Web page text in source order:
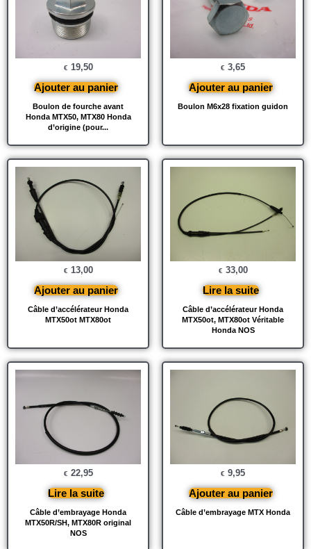
Boulon de fourche avant
Honda MTX50, MTX80 Honda
d’origine (pour...
€ 19,50
Ajouter au panier
Boulon M6x28 fixation guidon
€ 3,65
Ajouter au panier
Câble d’accélérateur Honda
MTX50ot MTX80ot
€ 13,00
Ajouter au panier
Câble d’accélérateur Honda
MTX50ot, MTX80ot Véritable
Honda NOS
€ 33,00
Lire la suite
Câble d’embrayage Honda
MTX50R/SH, MTX80R original
NOS
€ 22,95
Lire la suite
Câble d’embrayage MTX Honda
€ 9,95
Ajouter au panier